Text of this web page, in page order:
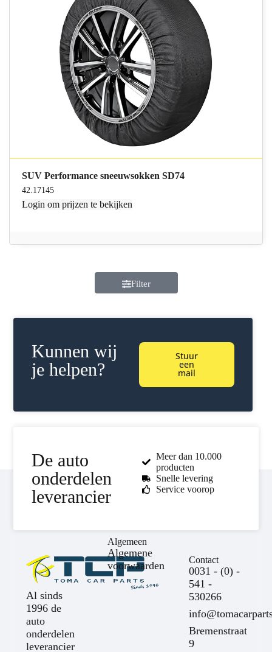
SUV Performance sneeuwsokken SD74
42.17145
Login om prijzen te bekijken
Filter
Kunnen wij
je helpen?
Stuur
een
mail
De auto
onderdelen
leverancier
Meer dan 10.000
producten
Snelle levering
Service voorop
Al sinds
1996 de
auto
onderdelen
leverancier
Algemeen
Algemene
voorwaarden
Contact
0031 - (0) -
541 -
530266
Bremenstraat
9